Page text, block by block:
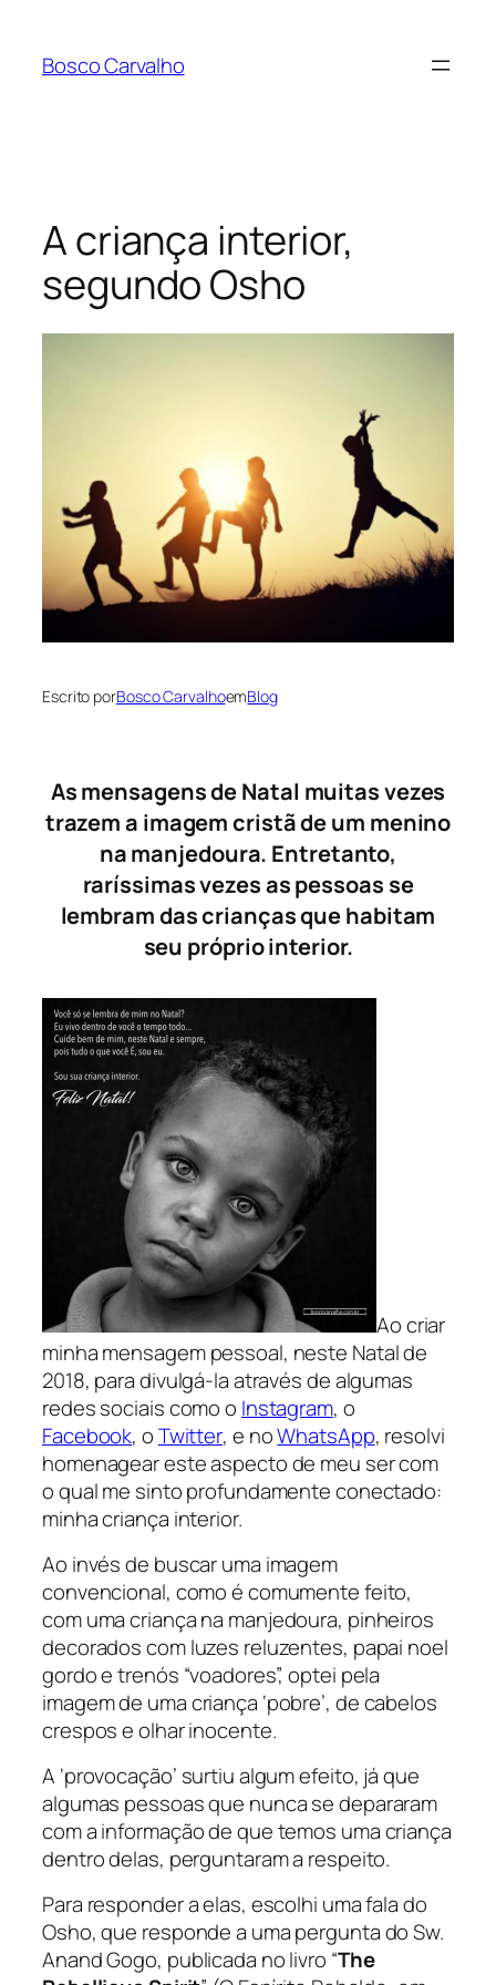
Bosco Carvalho
A criança interior,
segundo Osho
Escrito porBosco CarvalhoemBlog
As mensagens de Natal muitas vezes
trazem a imagem cristã de um menino
na manjedoura. Entretanto,
raríssimas vezes as pessoas se
lembram das crianças que habitam
seu próprio interior.
Ao criar
minha mensagem pessoal, neste Natal de
2018, para divulgá-la através de algumas
redes sociais como o Instagram, o
Facebook, oTwitter, e noWhatsApp, resolvi
homenagear este aspecto de meu ser com
o qual me sinto profundamente conectado:
minha criança interior.
Ao invés de buscar uma imagem
convencional, como é comumente feito,
com uma criança na manjedoura, pinheiros
decorados com luzes reluzentes, papai noel
gordo e trenós “voadores”, optei pela
imagem de uma criança ‘pobre’, de cabelos
crespos e olhar inocente.
A ‘provocação’ surtiu algum efeito, já que
algumas pessoas que nunca se depararam
com a informação de que temos uma criança
dentro delas, perguntaram a respeito.
Para responder a elas, escolhi uma fala do
Osho, que responde a uma pergunta do Sw.
Anand Gogo, publicada no livro “The